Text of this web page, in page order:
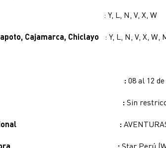
: Y, L, N, V, X, W
Cajamarca, Chiclayo : Y, L, N, V, X, W,
de venta :08 al 12
de viaje : Sin
promocional :
de compra :